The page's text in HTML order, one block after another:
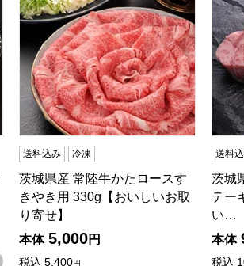
お気に入りに登録する
送料込み 冷凍
茨城県産 常陸牛かたロースす
きやき用 330g【おいしいお取
り寄せ】
本体 5,000円
税込 5,400円
送料
茨城
テー
い…
本体
税込